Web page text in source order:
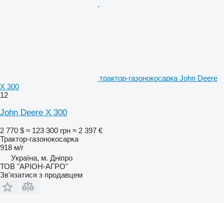
трактор-газонокосарка John Deere
X 300
12
John Deere X 300
2 770 $ ≈ 123 300 грн ≈ 2 397 €
Трактор-газонокосарка
918 м/г
Україна, м. Дніпро
ТОВ "АРІОН-АГРО"
Зв'язатися з продавцем